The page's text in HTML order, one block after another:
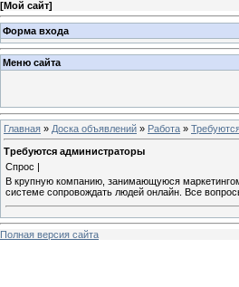
[Мой сайт]
Форма входа
Меню сайта
Главная » Доска объявлений » Работа »
Требуются администраторы
Спрос |
В крупную компанию, занимающуюся
системе сопровождать людей онлайн. Все
Полная версия сайта